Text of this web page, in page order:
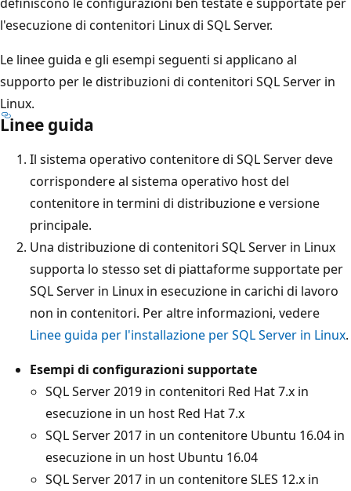
l'esecuzione di contenitori Linux di SQL Server.
Le linee guida e gli esempi seguenti si applicano al
supporto per le distribuzioni di contenitori SQL Server in
Linux.
Linee guida
Il sistema operativo contenitore di SQL Server deve
corrispondere al sistema operativo host del
contenitore in termini di distribuzione e versione
principale.
Una distribuzione di contenitori SQL Server in Linux
supporta lo stesso set di piattaforme supportate per
SQL Server in Linux in esecuzione in carichi di lavoro
non in contenitori. Per altre informazioni, vedere
Linee guida per l'installazione per SQL Server in Linux.
Esempi di configurazioni supportate
SQL Server 2019 in contenitori Red Hat 7.x in
esecuzione in un host Red Hat 7.x
SQL Server 2017 in un contenitore Ubuntu 16.04 in
esecuzione in un host Ubuntu 16.04
SQL Server 2017 in un contenitore SLES 12.x in